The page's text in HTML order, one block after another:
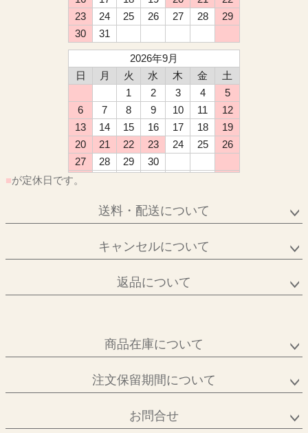
23
24 25 26 27 28
29
30
31
2026年9月
日
月 火 水 木 金
土
1
2 3 4
5
6
7 8 9 10 11
12
13
14 15 16 17 18
19
20
21 22 23 24 25
26
27
28 29
30
■が定休日です。
送料・配送について
キャンセルについて
返品について
商品在庫について
注文保留期間について
お問合せ